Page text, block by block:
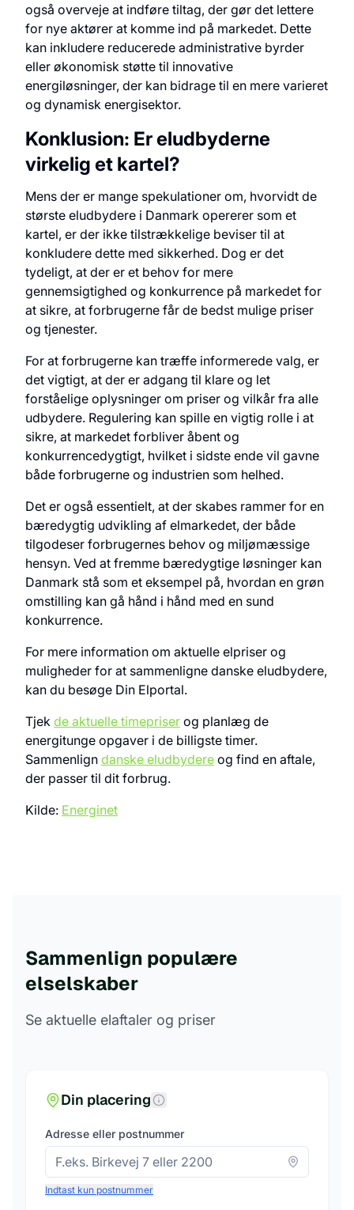
også overveje at indføre tiltag, der gør det lettere
for nye aktører at komme ind på markedet. Dette
kan inkludere reducerede administrative byrder
eller økonomisk støtte til innovative
energiløsninger, der kan bidrage til en mere varieret
og dynamisk energisektor.
Konklusion: Er eludbyderne
virkelig et kartel?
Mens der er mange spekulationer om, hvorvidt de
største eludbydere i Danmark opererer som et
kartel, er der ikke tilstrækkelige beviser til at
konkludere dette med sikkerhed. Dog er det
tydeligt, at der er et behov for mere
gennemsigtighed og konkurrence på markedet for
at sikre, at forbrugerne får de bedst mulige priser
og tjenester.
For at forbrugerne kan træffe informerede valg, er
det vigtigt, at der er adgang til klare og let
forståelige oplysninger om priser og vilkår fra alle
udbydere. Regulering kan spille en vigtig rolle i at
sikre, at markedet forbliver åbent og
konkurrencedygtigt, hvilket i sidste ende vil gavne
både forbrugerne og industrien som helhed.
Det er også essentielt, at der skabes rammer for en
bæredygtig udvikling af elmarkedet, der både
tilgodeser forbrugernes behov og miljømæssige
hensyn. Ved at fremme bæredygtige løsninger kan
Danmark stå som et eksempel på, hvordan en grøn
omstilling kan gå hånd i hånd med en sund
konkurrence.
For mere information om aktuelle elpriser og
muligheder for at sammenligne danske eludbydere,
kan du besøge Din Elportal.
Tjek de aktuelle timepriser og planlæg de
energitunge opgaver i de billigste timer.
Sammenlign danske eludbydere og find en aftale,
der passer til dit forbrug.
Kilde: Energinet
Sammenlign populære
elselskaber
Se aktuelle elaftaler og priser
Din placering
Adresse eller postnummer
Indtast kun postnummer